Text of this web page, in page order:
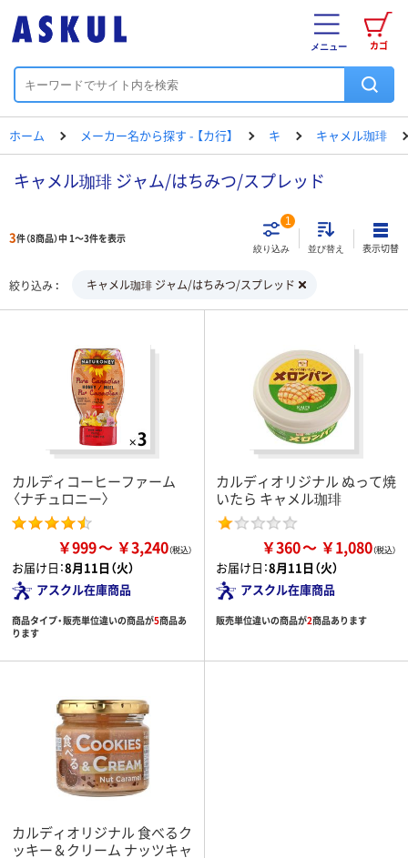
カゴ
メニュー
ホーム メーカー名から探す - 【カ行】 キ キャメル珈琲
キャメル珈琲 ジャム/はちみつ/スプレッド
3件（8商品）中 1～3件を表示
絞り込み
1
並び替え 表示切替
絞り込み キャメル珈琲 ジャム/はちみつ/スプレッド
カルディコーヒーファーム
〈ナチュロニー〉
￥999 ￥3,240
お届け日：8月11日（火）
アスクル在庫商品
商品タイプ・販売単位違いの商品が5商品あ
ります
カルディオリジナル ぬって焼
いたら キャメル珈琲
￥360 ￥1,080
お届け日：8月11日（火）
アスクル在庫商品
販売単位違いの商品が2商品あります
カルディオリジナル 食べるク
ッキー＆クリーム ナッツキャ